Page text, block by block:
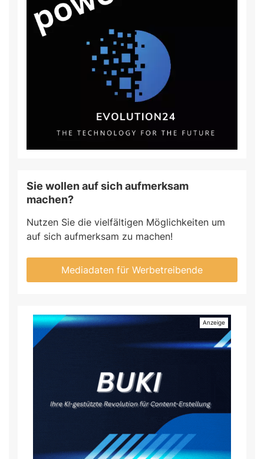
Sie wollen auf sich aufmerksam
machen?
Nutzen Sie die vielfältigen Möglichkeiten um
auf sich aufmerksam zu machen!
Mediadaten für Werbetreibende